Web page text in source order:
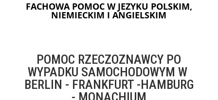
FACHOWA POMOC W JEZYKU POLSKIM,
NIEMIECKIM I ANGIELSKIM
POMOC RZECZOZNAWCY PO
WYPADKU SAMOCHODOWYM W
BERLIN - FRANKFURT -HAMBURG